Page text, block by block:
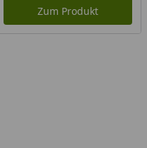
Zum Produkt